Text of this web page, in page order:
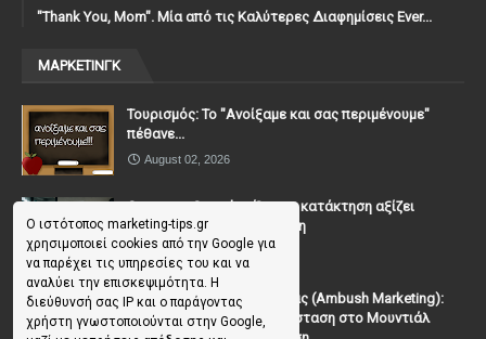
Ο ιστότοπος marketing-tips.gr
χρησιμοποιεί cookies από την Google για
να παρέχει τις υπηρεσίες του και να
αναλύει την επισκεψιμότητα. Η
διεύθυνσή σας IP και ο παράγοντας
χρήστη γνωστοποιούνται στην Google,
"Thank You, Mοm". Μία από τις Καλύτερες Διαφημίσεις Ever...
ΜΑΡΚΕΤΙΝΓΚ
Τουρισμός: Το "Ανοίξαμε και σας περιμένουμε"
πέθανε...
August 02, 2026
Casanova Complex: Όταν η κατάκτηση αξίζει
περισσότερο από τη σχέση
July 31, 2026
To Μάρκετινγκ της Ενέδρας (Ambush Marketing):
Πώς να κλέψεις την παράσταση στο Μουντιάλ